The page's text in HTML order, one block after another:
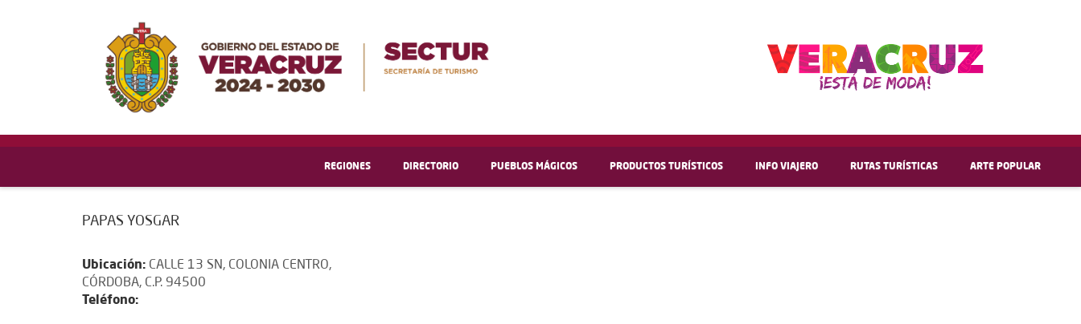
REGIONES DIRECTORIO PUEBLOS MÁGICOS PRODUCTOS TURÍSTICOS INFO VIAJERO RUTAS TURÍSTICAS ARTE POPULAR
PAPAS YOSGAR
Ubicación: CALLE 13 SN, COLONIA CENTRO,
CÓRDOBA, C.P. 94500
Teléfono: